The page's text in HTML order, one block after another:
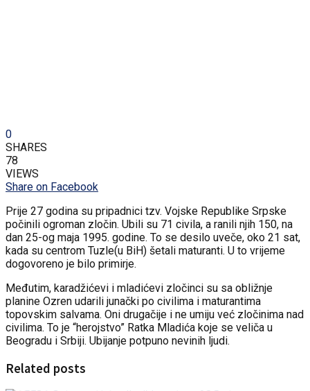
0
SHARES
78
VIEWS
Share on Facebook
Prije 27 godina su pripadnici tzv. Vojske Republike Srpske
počinili ogroman zločin. Ubili su 71 civila, a ranili njih 150, na
dan 25-og maja 1995. godine. To se desilo uveče, oko 21 sat,
kada su centrom Tuzle(u BiH) šetali maturanti. U to vrijeme
dogovoreno je bilo primirje.
Međutim, karadžićevi i mladićevi zločinci su sa obližnje
planine Ozren udarili junački po civilima i maturantima
topovskim salvama. Oni drugačije i ne umiju već zločinima nad
civilima. To je “herojstvo” Ratka Mladića koje se veliča u
Beogradu i Srbiji. Ubijanje potpuno nevinih ljudi.
Related posts